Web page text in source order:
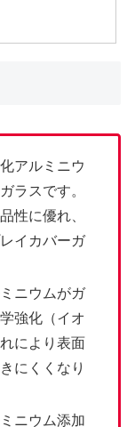
アルミニウ
ラスです。
性に優れ、
イカバーガ
ニウムがガ
強化（イオ
により表面
にくくなり
ニウム添加